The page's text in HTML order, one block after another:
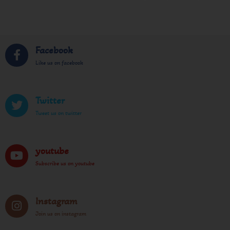
Facebook
Like us on facebook
Twitter
Tweet us on twitter
youtube
Subscribe us on youtube
Instagram
Join us on instagram